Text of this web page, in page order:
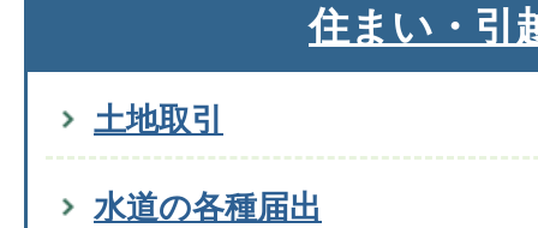
住まい・引
土地取引
水道の各種届出